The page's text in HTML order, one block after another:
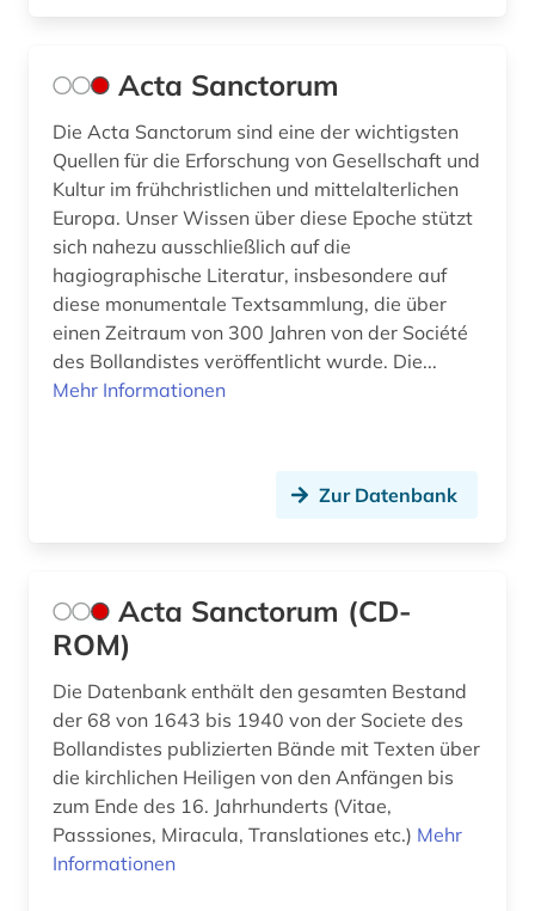
diplomatische beziehungen (1)
discovery service (1)
dissertation (2)
dissertationsdatenbank (1)
dominikaner (2)
dunhuang-handschriften (1)
durham (1)
dī (1)
e-book (2)
Acta Sanctorum
Die Acta Sanctorum sind eine der wichtigsten
Quellen für die Erforschung von Gesellschaft und
Kultur im frühchristlichen und mittelalterlichen
Europa. Unser Wissen über diese Epoche stützt
sich nahezu ausschließlich auf die
hagiographische Literatur, insbesondere auf
diese monumentale Textsammlung, die über
einen Zeitraum von 300 Jahren von der Société
des Bollandistes veröffentlicht wurde. Die...
Mehr Informationen
Zur Datenbank
Acta Sanctorum (CD-
ROM)
Die Datenbank enthält den gesamten Bestand
der 68 von 1643 bis 1940 von der Societe des
Bollandistes publizierten Bände mit Texten über
die kirchlichen Heiligen von den Anfängen bis
zum Ende des 16. Jahrhunderts (Vitae,
Passsiones, Miracula, Translationes etc.) Mehr
Informationen